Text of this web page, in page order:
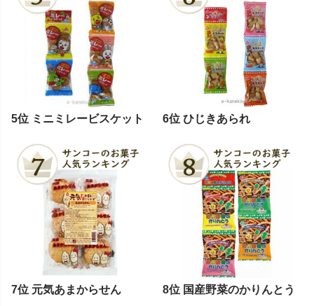
5位 ミニミレービスケット 6位 ひじきあられ
7位 元気あまからせん 8位 国産野菜のかりんとう